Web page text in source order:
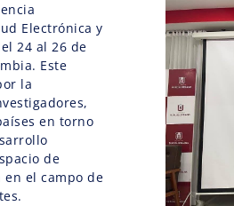
Electrónica y
24 al 26 de
Este
la
en torno
de
el campo de